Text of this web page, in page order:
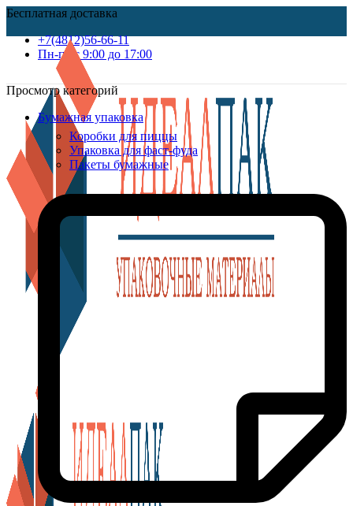
Бесплатная доставка
+7(4812)56-66-11
Пн-пт c 9:00 до 17:00
Просмотр категорий
Бумажная упаковка
Коробки для пиццы
Упаковка для фаст-фуда
Пакеты бумажные